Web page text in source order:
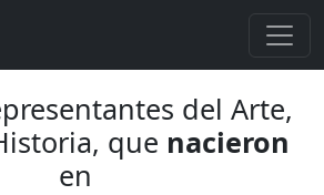
del Arte,
que nacieron
en